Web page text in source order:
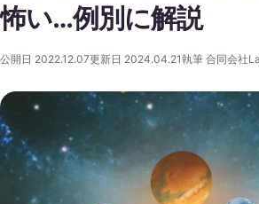
怖い…例別に解説
公開日 2022.12.07更新日 2024.04.21執筆 合同会社